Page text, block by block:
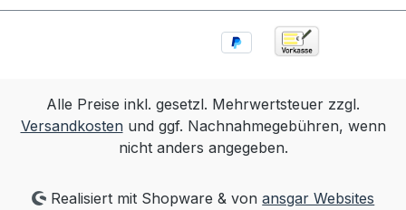
Alle Preise inkl. gesetzl. Mehrwertsteuer zzgl.
Versandkostenund ggf. Nachnahmegebühren, wenn
nicht anders angegeben.
Realisiert mit Shopware & vonansgar Websites